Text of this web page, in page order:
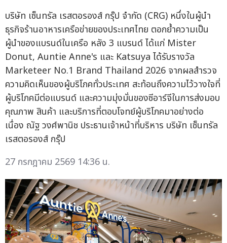
บริษัท เซ็นทรัล เรสตอรองส์ กรุ๊ป จำกัด (CRG) หนึ่งในผู้นำ
ธุรกิจร้านอาหารเครือข่ายของประเทศไทย ตอกย้ำความเป็น
ผู้นำของแบรนด์ในเครือ หลัง 3 แบรนด์ ได้แก่ Mister
Donut, Auntie Anne's และ Katsuya ได้รับรางวัล
Marketeer No.1 Brand Thailand 2026 จากผลสำรวจ
ความคิดเห็นของผู้บริโภคทั่วประเทศ สะท้อนถึงความไว้วางใจที่
ผู้บริโภคมีต่อแบรนด์ และความมุ่งมั่นของซีอาร์จีในการส่งมอบ
คุณภาพ สินค้า และบริการที่ตอบโจทย์ผู้บริโภคมาอย่างต่อ
เนื่อง ณัฐ วงศ์พานิช ประธานเจ้าหน้าที่บริหาร บริษัท เซ็นทรัล
เรสตอรองส์ กรุ๊ป
27 กรกฎาคม 2569 14:36 น.